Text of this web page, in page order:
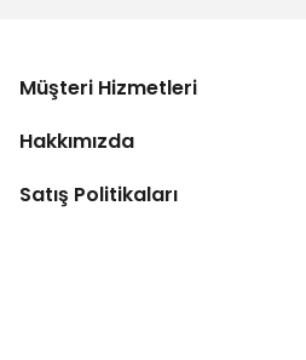
Müşteri Hizmetleri
Hakkımızda
Satış Politikaları